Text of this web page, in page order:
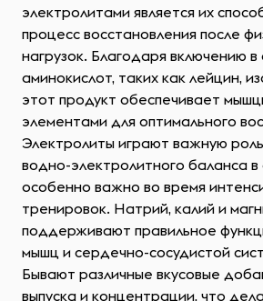
электролитами является их
процесс восстановления после
нагрузок. Благодаря включению в
аминокислот, таких как лейцин,
этот продукт обеспечивает
элементами для оптимального
Электролиты играют важную роль
водно-электролитного баланса в
особенно важно во время
тренировок. Натрий, калий и
поддерживают правильное
мышц и сердечно-сосудистой
Бывают различные вкусовые
выпуска и концентрации, что